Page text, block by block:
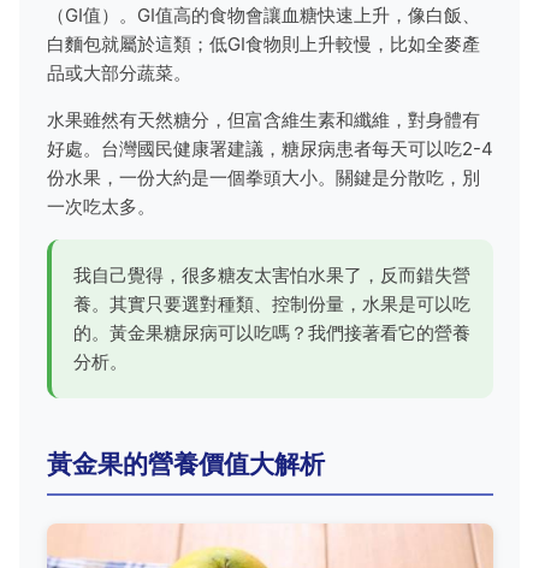
（GI值）。GI值高的食物會讓血糖快速上升，像白飯、
白麵包就屬於這類；低GI食物則上升較慢，比如全麥產
品或大部分蔬菜。
水果雖然有天然糖分，但富含維生素和纖維，對身體有
好處。台灣國民健康署建議，糖尿病患者每天可以吃2-4
份水果，一份大約是一個拳頭大小。關鍵是分散吃，別
一次吃太多。
我自己覺得，很多糖友太害怕水果了，反而錯失營
養。其實只要選對種類、控制份量，水果是可以吃
的。黃金果糖尿病可以吃嗎？我們接著看它的營養
分析。
黃金果的營養價值大解析